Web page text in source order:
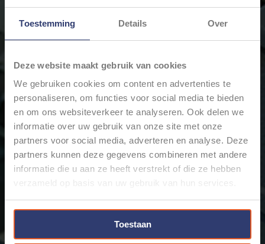
Toestemming Details Over
Deze website maakt gebruik van cookies
We gebruiken cookies om content en advertenties te
personaliseren, om functies voor social media te bieden
en om ons websiteverkeer te analyseren. Ook delen we
informatie over uw gebruik van onze site met onze
partners voor social media, adverteren en analyse. Deze
partners kunnen deze gegevens combineren met andere
informatie die u aan ze heeft verstrekt of die ze hebben
verzameld op basis van uw gebruik van hun services.
Toestaan
Min: €0 Max: €200
KNIPEX ELECTRO SET 7-
DELIG VDE 002115
€162,98